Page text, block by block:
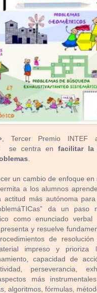
, Tercer Premio INTEF
se centra en facilitar la
.
un cambio de enfoque en
a los alumnos
actitud más autónoma
da un paso
como enunciado
y resuelve
de
impreso y prioriza
capacidad de
perseverancia,
más
algoritmos, fórmulas,